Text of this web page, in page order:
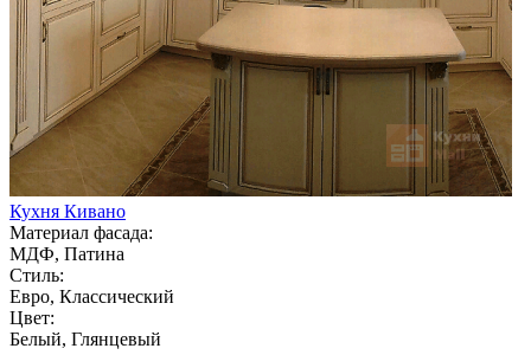
Кухня Кивано
Материал фасада:
МДФ, Патина
Стиль:
Евро, Классический
Цвет:
Белый, Глянцевый